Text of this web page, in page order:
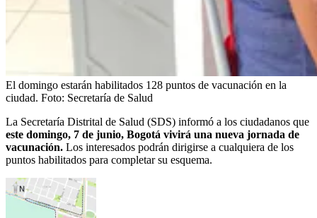
El domingo estarán habilitados 128 puntos de vacunación en la
ciudad. Foto: Secretaría de Salud
La Secretaría Distrital de Salud (SDS) informó a los ciudadanos que
este domingo, 7 de junio, Bogotá vivirá una nueva jornada de
vacunación. Los interesados podrán dirigirse a cualquiera de los
puntos habilitados para completar su esquema.